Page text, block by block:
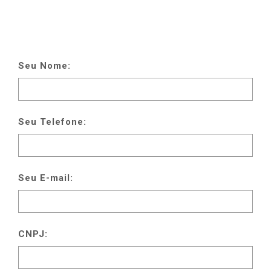
Central de Atendimento
Orçamento
Falar via WhatsApp
Seu Nome:
Seu Telefone:
Seu E-mail:
CNPJ: